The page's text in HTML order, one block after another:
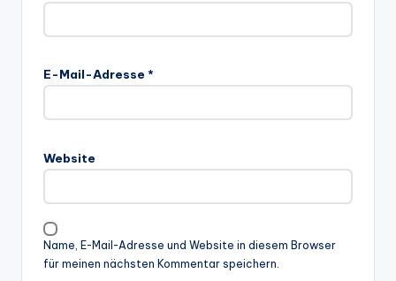
E-Mail-Adresse *
Website
Name, E-Mail-Adresse und Website in diesem Browser
für meinen nächsten Kommentar speichern.